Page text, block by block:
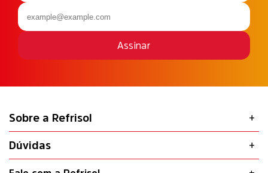
Assinar
Sobre a Refrisol
Dúvidas